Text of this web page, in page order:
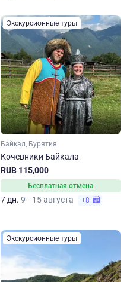
Экскурсионные туры
Байкал, Бурятия
Кочевники Байкала
RUB 115,000
Бесплатная отмена
7 дн. 9—15 августа +8
Экскурсионные туры